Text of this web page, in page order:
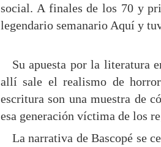
social. A finales de los 70 y
legendario semanario Aquí y
Su apuesta por la literatura
allí sale el realismo de
escritura son una muestra de
esa generación víctima de los
La narrativa de Bascopé se